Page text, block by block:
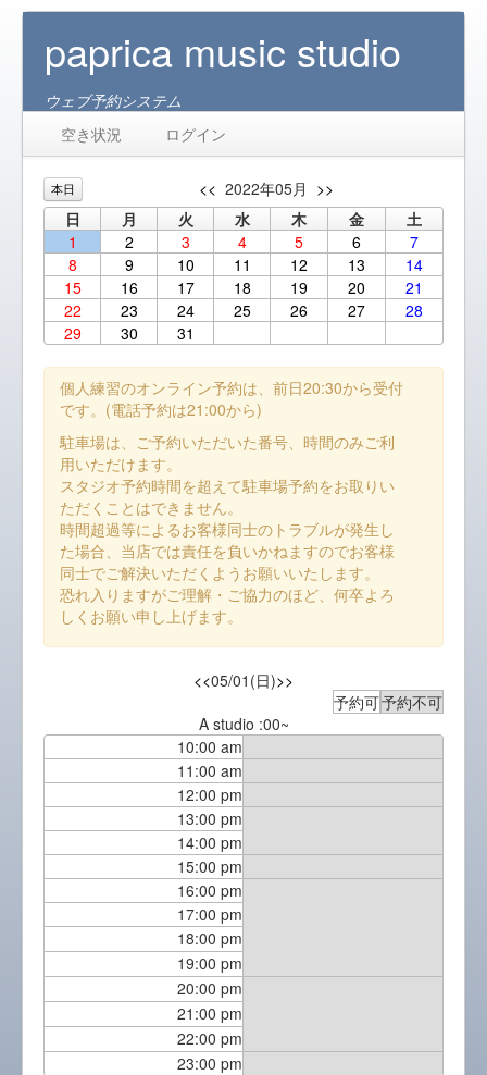
paprica music studio
ウェブ予約システム
空き状況
ログイン
本日 << 2022年05月 >>
日
月 火 水 木 金
土
1
2 3 4 5 6
7
8
9 10 11 12 13
14
15
16 17 18 19 20
21
22
23 24 25 26 27
28
29
30 31
個人練習のオンライン予約は、前日20:30から受付
です。(電話予約は21:00から)
駐車場は、ご予約いただいた番号、時間のみご利
用いただけます。
スタジオ予約時間を超えて駐車場予約をお取りい
ただくことはできません。
時間超過等によるお客様同士のトラブルが発生し
た場合、当店では責任を負いかねますのでお客様
同士でご解決いただくようお願いいたします。
恐れ入りますがご理解・ご協力のほど、何卒よろ
しくお願い申し上げます。
<<05/01(日)>>
予約可予約不可
A studio :00~
10:00 am
11:00 am
12:00 pm
13:00 pm
14:00 pm
15:00 pm
16:00 pm
17:00 pm
18:00 pm
19:00 pm
20:00 pm
21:00 pm
22:00 pm
23:00 pm